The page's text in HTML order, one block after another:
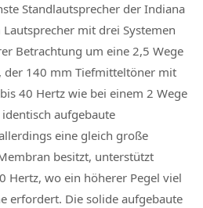
Standlautsprecher der Indiana
Lautsprecher mit drei Systemen
Betrachtung um eine 2,5 Wege
der 140 mm Tiefmitteltöner mit
40 Hertz wie bei einem 2 Wege
aufgebaute
eine gleich große
besitzt, unterstützt
Hertz, wo ein höherer Pegel viel
erfordert. Die solide aufgebaute